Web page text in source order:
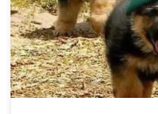
godini te sjednicu redovne
27.12.2019. u 18.30 sati u našim
Molim da svi prisustvujete ovoj